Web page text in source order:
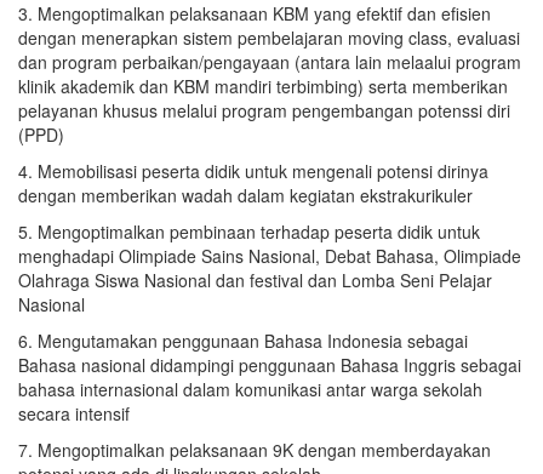
3. Mengoptimalkan pelaksanaan KBM yang efektif dan efisien
dengan menerapkan sistem pembelajaran moving class, evaluasi
dan program perbaikan/pengayaan (antara lain melaalui program
klinik akademik dan KBM mandiri terbimbing) serta memberikan
pelayanan khusus melalui program pengembangan potenssi diri
(PPD)
4. Memobilisasi peserta didik untuk mengenali potensi dirinya
dengan memberikan wadah dalam kegiatan ekstrakurikuler
5. Mengoptimalkan pembinaan terhadap peserta didik untuk
menghadapi Olimpiade Sains Nasional, Debat Bahasa, Olimpiade
Olahraga Siswa Nasional dan festival dan Lomba Seni Pelajar
Nasional
6. Mengutamakan penggunaan Bahasa Indonesia sebagai
Bahasa nasional didampingi penggunaan Bahasa Inggris sebagai
bahasa internasional dalam komunikasi antar warga sekolah
secara intensif
7. Mengoptimalkan pelaksanaan 9K dengan memberdayakan